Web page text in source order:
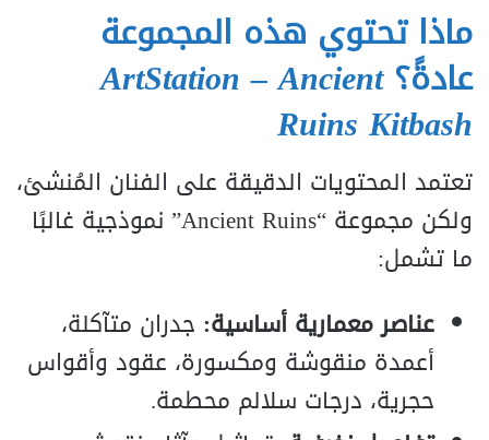
ماذا تحتوي هذه المجموعة
عادةً؟ ArtStation – Ancient
Ruins Kitbash
تعتمد المحتويات الدقيقة على الفنان المُنشئ،
ولكن مجموعة “Ancient Ruins” نموذجية غالبًا
ما تشمل:
عناصر معمارية أساسية: جدران متآكلة،
أعمدة منقوشة ومكسورة، عقود وأقواس
حجرية، درجات سلالم محطمة.